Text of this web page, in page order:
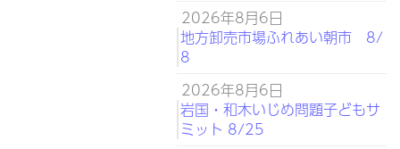
2026年8月6日
地方卸売市場ふれあい朝市 8/
8
2026年8月6日
岩国・和木いじめ問題子どもサ
ミット 8/25